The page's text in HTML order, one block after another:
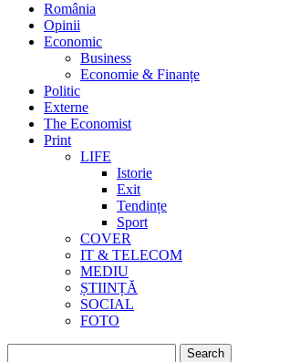
România
Opinii
Economic
Business
Economie & Finanțe
Politic
Externe
The Economist
Print
LIFE
Istorie
Exit
Tendințe
Sport
COVER
IT & TELECOM
MEDIU
ȘTIINȚĂ
SOCIAL
FOTO